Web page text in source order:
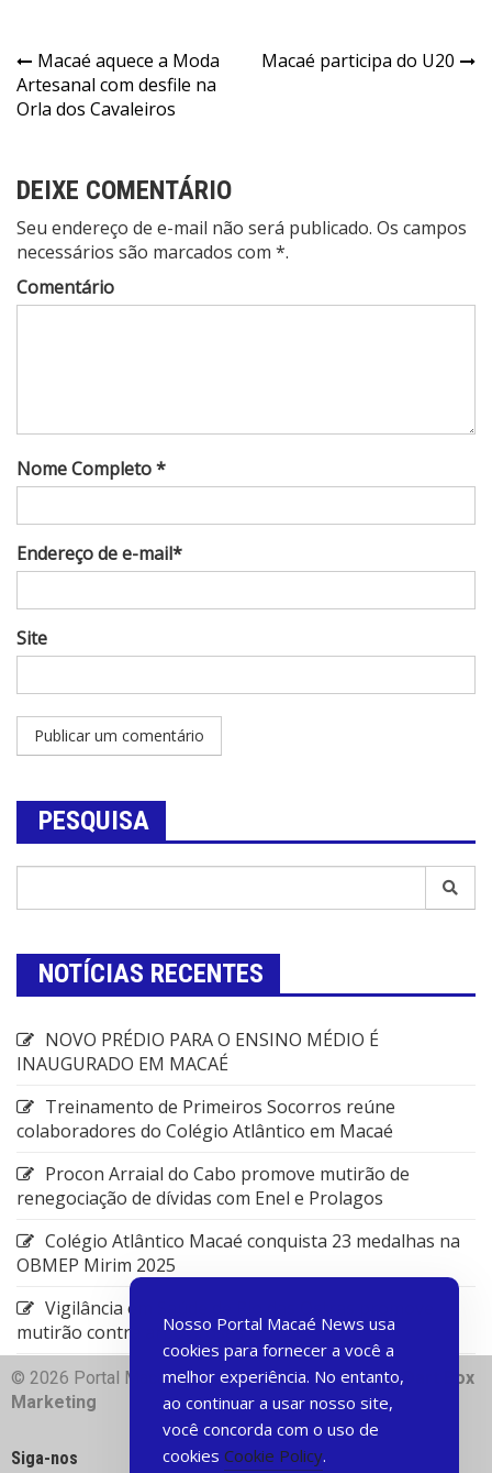
Macaé aquece a Moda
Artesanal com desfile na
Orla dos Cavaleiros
Macaé participa do U20
DEIXE COMENTÁRIO
Seu endereço de e-mail não será publicado. Os campos
necessários são marcados com *.
Comentário
Nome Completo *
Endereço de e-mail*
Site
PESQUISA
NOTÍCIAS RECENTES
NOVO PRÉDIO PARA O ENSINO MÉDIO É
INAUGURADO EM MACAÉ
Treinamento de Primeiros Socorros reúne
colaboradores do Colégio Atlântico em Macaé
Procon Arraial do Cabo promove mutirão de
renegociação de dívidas com Enel e Prolagos
Colégio Atlântico Macaé conquista 23 medalhas na
OBMEP Mirim 2025
Vigilância em Saúde de Rio das Ostras promove
mutirão contra arboviroses
© 2026 Portal Macae News | Desenvolvido com♥
Dart Box
Marketing
Siga-nos
Nosso Portal Macaé News usa
cookies para fornecer a você a
melhor experiência. No entanto,
ao continuar a usar nosso site,
você concorda com o uso de
cookies Cookie Policy.